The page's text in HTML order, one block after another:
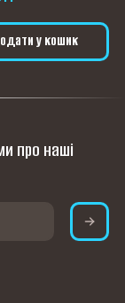
у кошик
про наші